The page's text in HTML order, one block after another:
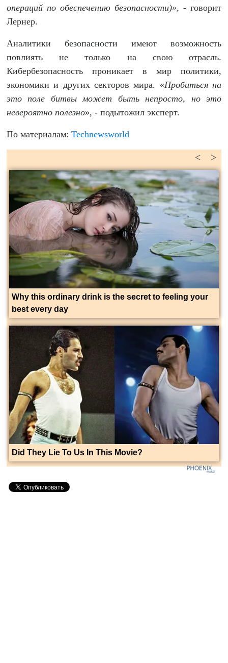
операций по обеспечению безопасности)», - говорит
Лернер.
Аналитики безопасности имеют возможность
повлиять не только на свою отрасль.
Кибербезопасность проникает в мир политики,
экономики и других секторов мира. «Пробиться на
этополе битвыможет быть непросто, но это
невероятно полезно», - подытожил эксперт.
По материалам: Technewsworld
>
<
Why this ordinary drink is the secret to feeling your
best every day
Did They Lie To Us In This Movie?